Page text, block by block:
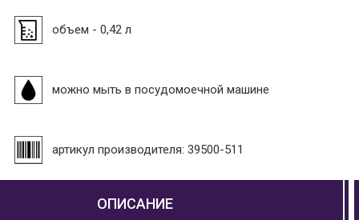
объем - 0,42 л
можно мыть в посудомоечной машине
артикул производителя: 39500-511
ОПИСАНИЕ